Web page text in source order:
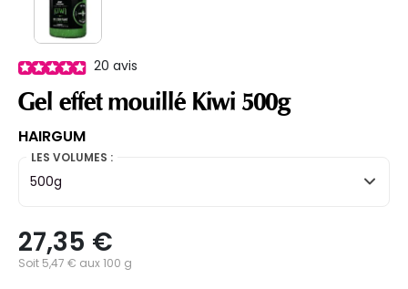
20 avis
Gel effet mouillé Kiwi 500g
HAIRGUM
LES VOLUMES :
500g
27,35 €
Soit 5,47 € aux 100 g